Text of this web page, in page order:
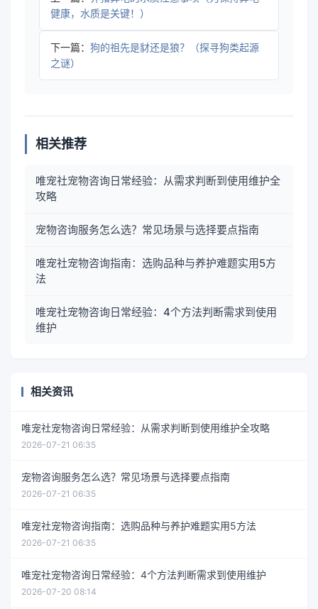
健康，水质是关键！）
下一篇： 狗的祖先是豺还是狼？（探寻狗类起源
之谜）
相关推荐
唯宠社宠物咨询日常经验：从需求判断到使用维护全
攻略
宠物咨询服务怎么选？常见场景与选择要点指南
唯宠社宠物咨询指南：选购品种与养护难题实用5方
法
唯宠社宠物咨询日常经验：4个方法判断需求到使用
维护
相关资讯
唯宠社宠物咨询日常经验：从需求判断到使用维护全攻略
2026-07-21 06:35
宠物咨询服务怎么选？常见场景与选择要点指南
2026-07-21 06:35
唯宠社宠物咨询指南：选购品种与养护难题实用5方法
2026-07-21 06:35
唯宠社宠物咨询日常经验：4个方法判断需求到使用维护
2026-07-20 08:14